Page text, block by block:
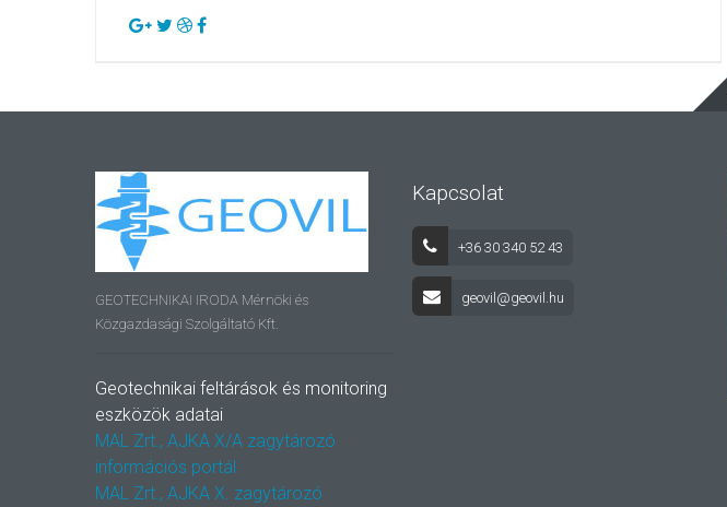
GEOTECHNIKAI IRODA Mérnöki és
Közgazdasági Szolgáltató Kft.
Geotechnikai feltárások és monitoring
eszközök adatai
MAL Zrt., AJKA X/A zagytározó
információs portál
MAL Zrt., AJKA X. zagytározó
Kapcsolat
+36 30 340 52 43
geovil@geovil.hu